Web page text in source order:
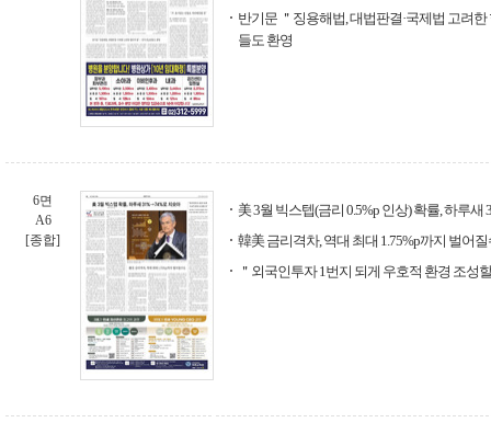
반기문 ＂징용해법, 대법판결·국제법 고려
들도 환영
6면
A6
[종합]
美 3월 빅스텝(금리 0.5%p 인상) 확률, 하루
韓美 금리격차, 역대 최대 1.75%p까지 벌어
＂외국인투자 1번지 되게 우호적 환경 조성